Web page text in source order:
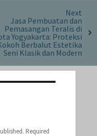
Next
Jasa Pembuatan dan
Pemasangan Teralis di
Yogyakarta: Proteksi
Berbalut Estetika
Seni Klasik dan Modern
Required